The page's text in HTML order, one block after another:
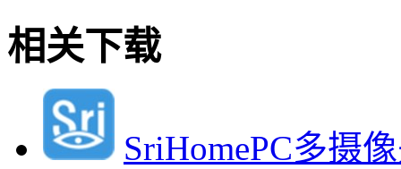
相关下载
SriHomePC多摄